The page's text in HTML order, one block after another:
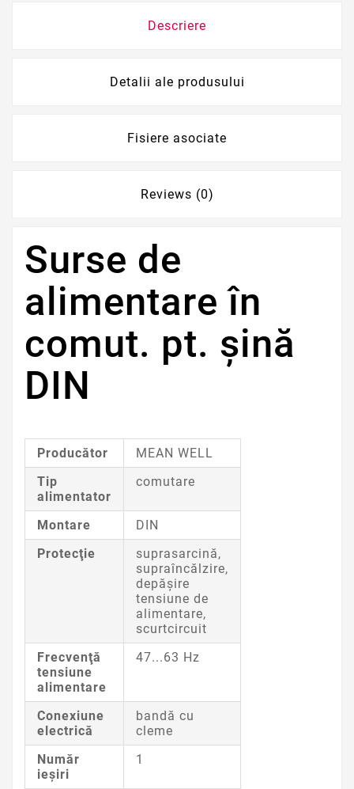
Descriere
Detalii ale produsului
Fisiere asociate
Reviews (0)
Surse de
alimentare în
comut. pt. şină
DIN
Producător
MEAN WELL
Tip
alimentator
comutare
Montare
DIN
Protecţie
suprasarcină,
supraîncălzire,
depăşire
tensiune de
alimentare,
scurtcircuit
Frecvenţă
tensiune
alimentare
47...63 Hz
Conexiune
electrică
bandă cu
cleme
Număr
ieşiri
1